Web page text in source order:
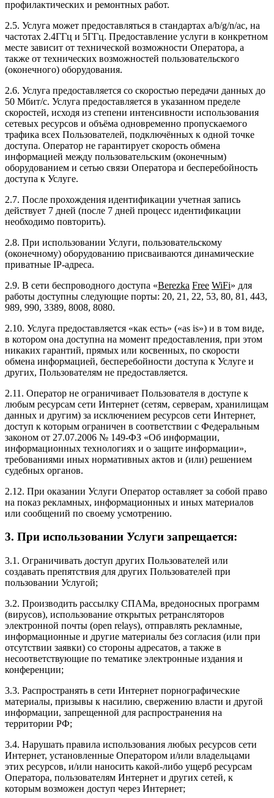
профилактических и ремонтных работ.
2.5. Услуга может предоставляться в стандартах a/b/g/n/ac, на
частотах 2.4ГГц и 5ГГц. Предоставление услуги в конкретном
месте зависит от технической возможности Оператора, а
также от технических возможностей пользовательского
(оконечного) оборудования.
2.6. Услуга предоставляется со скоростью передачи данных до
50 Мбит/с. Услуга предоставляется в указанном пределе
скоростей, исходя из степени интенсивности использования
сетевых ресурсов и объёма одновременно пропускаемого
трафика всех Пользователей, подключённых к одной точке
доступа. Оператор не гарантирует скорость обмена
информацией между пользовательским (оконечным)
оборудованием и сетью связи Оператора и бесперебойность
доступа к Услуге.
2.7. После прохождения идентификации учетная запись
действует 7 дней (после 7 дней процесс идентификации
необходимо повторить).
2.8. При использовании Услуги, пользовательскому
(оконечному) оборудованию присваиваются динамические
приватные IP-адреса.
2.9. В сети беспроводного доступа «Berezka Free WiFi» для
работы доступны следующие порты: 20, 21, 22, 53, 80, 81, 443,
989, 990, 3389, 8008, 8080.
2.10. Услуга предоставляется «как есть» («as is») и в том виде,
в котором она доступна на момент предоставления, при этом
никаких гарантий, прямых или косвенных, по скорости
обмена информацией, бесперебойности доступа к Услуге и
других, Пользователям не предоставляется.
2.11. Оператор не ограничивает Пользователя в доступе к
любым ресурсам сети Интернет (сетям, серверам, хранилищам
данных и другим) за исключением ресурсов сети Интернет,
доступ к которым ограничен в соответствии с Федеральным
законом от 27.07.2006 № 149-ФЗ «Об информации,
информационных технологиях и о защите информации»,
требованиями иных нормативных актов и (или) решением
судебных органов.
2.12. При оказании Услуги Оператор оставляет за собой право
на показ рекламных, информационных и иных материалов
или сообщений по своему усмотрению.
3. При использовании Услуги запрещается:
3.1. Ограничивать доступ других Пользователей или
создавать препятствия для других Пользователей при
пользовании Услугой;
3.2. Производить рассылку СПАМа, вредоносных программ
(вирусов), использование открытых ретрансляторов
электронной почты (open relays), отправлять рекламные,
информационные и другие материалы без согласия (или при
отсутствии заявки) со стороны адресатов, а также в
несоответствующие по тематике электронные издания и
конференции;
3.3. Распространять в сети Интернет порнографические
материалы, призывы к насилию, свержению власти и другой
информации, запрещенной для распространения на
территории РФ;
3.4. Нарушать правила использования любых ресурсов сети
Интернет, установленные Оператором и/или владельцами
этих ресурсов, и/или наносить какой-либо ущерб ресурсам
Оператора, пользователям Интернет и других сетей, к
которым возможен доступ через Интернет;